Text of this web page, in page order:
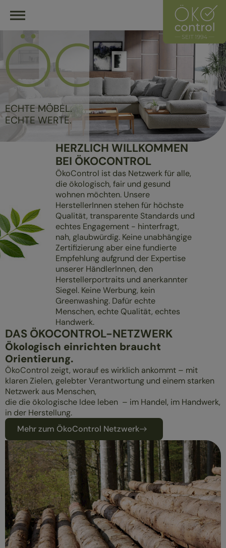
HOME
ÖKOCONTROL-NETZWERK
ÜBERBLICK
ÜBER UNS
UNSER LEITZEICHEN
HÄNDLER
HERSTELLER
MITGLIED WERDEN
HÄNDLER FINDEN
ÖKOLOGISCH EINRICHTEN
ÜBERBLICK
MASSIVHOLZMÖBEL
POLSTERMÖBEL
GESUND SCHLAFEN
ECHTE MÖBEL.
ECHTE WERTE.
HERZLICH WILLKOMMEN
BEI ÖKOCONTROL
ÖkoControl ist das Netzwerk für alle,
die ökologisch, fair und gesund
wohnen möchten. Unsere
HerstellerInnen stehen für höchste
Qualität, transparente Standards und
echtes Engagement - hinterfragt,
nah, glaubwürdig. Keine unabhängige
Zertifizierung aber eine fundierte
Empfehlung aufgrund der Expertise
unserer HändlerInnen, den
Herstellerportraits und anerkannter
Siegel. Keine Werbung, kein
Greenwashing. Dafür echte
Menschen, echte Qualität, echtes
Handwerk.
DAS ÖKOCONTROL-NETZWERK
Ökologisch einrichten braucht
Orientierung.
ÖkoControl zeigt, worauf es wirklich ankommt – mit
klaren Zielen, gelebter Verantwortung und einem starken
Netzwerk aus Menschen,
die die ökologische Idee leben – im Handel, im Handwerk,
in der Herstellung.
Mehr zum ÖkoControl Netzwerk